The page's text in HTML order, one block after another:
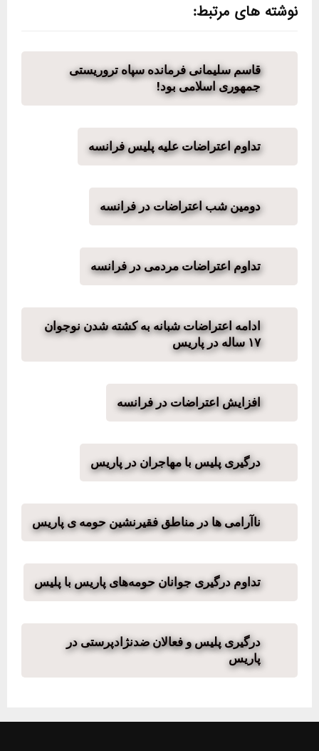
نوشته های مرتبط:
قاسم سلیمانی فرمانده سپاه تروریستی
جمهوری اسلامی بود!
تداوم اعتراضات علیه پلیس فرانسه
دومین شب اعتراضات‌ در فرانسه
تداوم اعتراضات مردمی در فرانسه
ادامه اعتراضات شبانه به کشته شدن نوجوان
١٧ ساله در پاریس
افزایش اعتراضات در فرانسه
درگیری پلیس با مهاجران در پاریس
ناآرامی ها در مناطق فقیرنشین حومه ی پاریس
تداوم درگیری جوانان حومه‌های پاریس با پلیس
درگیری پلیس و فعالان ضدنژادپرستی در
پاریس